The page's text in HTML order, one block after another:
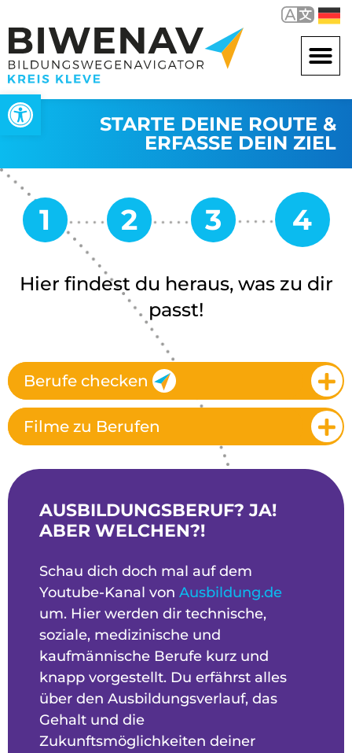
Werkzeugleiste öffnen
STARTE DEINE ROUTE &
ERFASSE DEIN ZIEL
Hier findest du heraus, was zu dir
passt!
Berufe checken
Filme zu Berufen
AUSBILDUNGSBERUF? JA!
ABER WELCHEN?!
Schau dich doch mal auf dem
Youtube-Kanal von Ausbildung.de
um. Hier werden dir technische,
soziale, medizinische und
kaufmännische Berufe kurz und
knapp vorgestellt. Du erfährst alles
über den Ausbildungsverlauf, das
Gehalt und die
Zukunftsmöglichkeiten deiner